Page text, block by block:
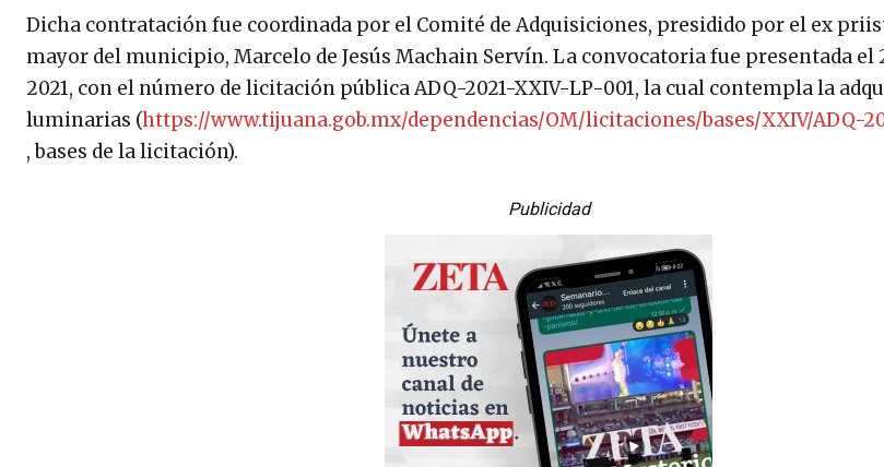
Dicha contratación fue coordinada por el Comité de Adquisiciones, presidido por el ex
mayor del municipio, Marcelo de Jesús Machain Servín. La convocatoria fue presentada el
2021, con el número de licitación pública ADQ-2021-XXIV-LP-001, la cual contempla la
luminarias (https://www.tijuana.gob.mx/dependencias/OM/licitaciones/bases/XXIV/ADQ-
, bases de la licitación).
Publicidad